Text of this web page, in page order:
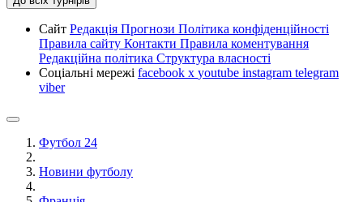
Сайт Редакція Прогнози Політика конфіденційності
Правила сайту Контакти Правила коментування
Редакційна політика Структура власності
Соціальні мережі facebook x youtube instagram telegram
viber
Футбол 24
Новини футболу